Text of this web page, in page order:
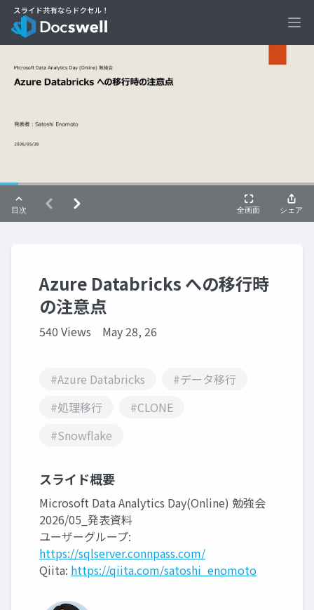
Azure Databricks への移行時
の注意点
540 Views May 28, 26
#Azure Databricks
#データ移行
#処理移行
#CLONE
#Snowflake
スライド概要
Microsoft Data Analytics Day(Online) 勉強会
2026/05_発表資料
ユーザーグループ:
https://sqlserver.connpass.com/
Qiita: https://qiita.com/satoshi_enomoto